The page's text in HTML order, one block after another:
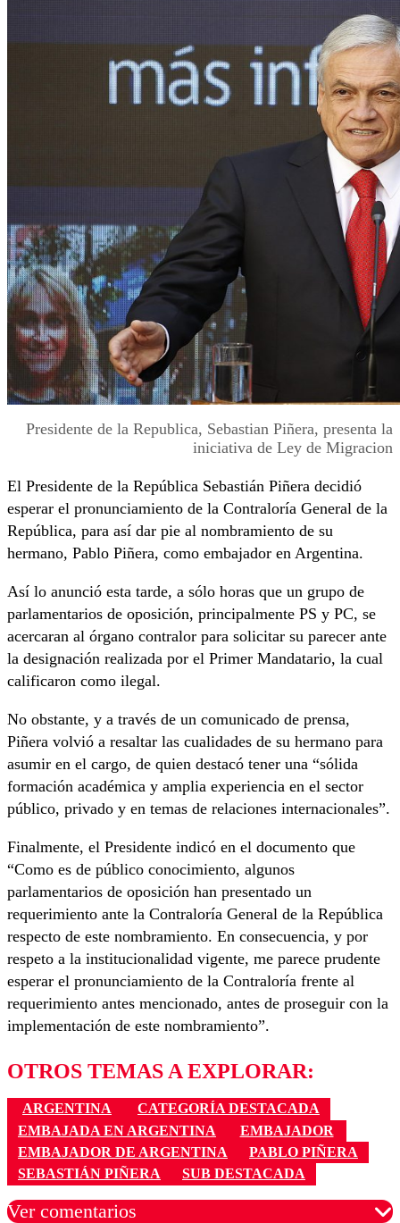
Presidente de la Republica, Sebastian Piñera, presenta la
iniciativa de Ley de Migracion
El Presidente de la República Sebastián Piñera decidió
esperar el pronunciamiento de la Contraloría General de la
República, para así dar pie al nombramiento de su
hermano, Pablo Piñera, como embajador en Argentina.
Así lo anunció esta tarde, a sólo horas que un grupo de
parlamentarios de oposición, principalmente PS y PC, se
acercaran al órgano contralor para solicitar su parecer ante
la designación realizada por el Primer Mandatario, la cual
calificaron como ilegal.
No obstante, y a través de un comunicado de prensa,
Piñera volvió a resaltar las cualidades de su hermano para
asumir en el cargo, de quien destacó tener una “sólida
formación académica y amplia experiencia en el sector
público, privado y en temas de relaciones internacionales”.
Finalmente, el Presidente indicó en el documento que
“Como es de público conocimiento, algunos
parlamentarios de oposición han presentado un
requerimiento ante la Contraloría General de la República
respecto de este nombramiento. En consecuencia, y por
respeto a la institucionalidad vigente, me parece prudente
esperar el pronunciamiento de la Contraloría frente al
requerimiento antes mencionado, antes de proseguir con la
implementación de este nombramiento”.
OTROS TEMAS A EXPLORAR:
ARGENTINA
CATEGORÍA DESTACADA
EMBAJADA EN ARGENTINA
EMBAJADOR
EMBAJADOR DE ARGENTINA
PABLO PIÑERA
SEBASTIÁN PIÑERA
SUB DESTACADA
Ver comentarios